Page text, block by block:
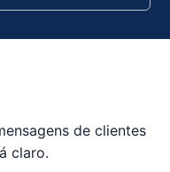
de clientes
claro.